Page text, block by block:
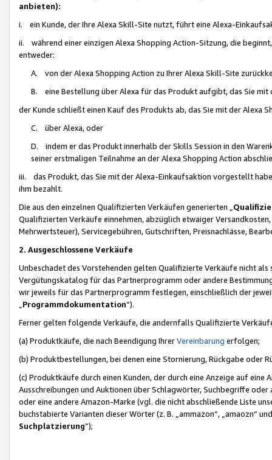
anbieten):
i. ein Kunde, der Ihre Alexa Skill-Site nutzt, führt eine Alexa-
ii. während einer einzigen Alexa Shopping Action-Sitzung, die
entweder:
A. von der Alexa Shopping Action zu Ihrer Alexa Skill-Site
B. eine Bestellung über Alexa für das Produkt aufgibt, das Sie mit
der Kunde schließt einen Kauf des Produkts ab, das Sie mit der Alexa
C. über Alexa, oder
D. indem er das Produkt innerhalb der Skills Session in den
seiner erstmaligen Teilnahme an der Alexa Shopping Action
iii. das Produkt, das Sie mit der Alexa-Einkaufsaktion vorgestellt
ihm bezahlt.
Die aus den einzelnen Qualifizierten Verkäufen generierten „
Qualifizierten Verkäufe einnehmen, abzüglich etwaiger
Mehrwertsteuer), Servicegebühren, Gutschriften, Preisnachlässe,
2. Ausgeschlossene Verkäufe
Unbeschadet des Vorstehenden gelten Qualifizierte Verkäufe nicht
Vergütungskatalog für das Partnerprogramm oder andere
wir jeweils für das Partnerprogramm festlegen, einschließlich der
Programmdokumentation“).
Ferner gelten folgende Verkäufe, die andernfalls Qualifizierte
(a) Produktkäufe, die nach Beendigung IhrerVereinbarung erfolgen;
(b) Produktbestellungen, bei denen eine Stornierung, Rückgabe oder
(c) Produktkäufe durch einen Kunden, der durch eine Anzeige auf
Ausschreibungen und Auktionen über Schlagwörter, Suchbegriffe
oder eine andere Amazon-Marke (vgl. die nicht abschließende Liste
buchstabierte Varianten dieser Wörter (z. B. „ammazon“, „amaozn“
Suchplatzierung”);